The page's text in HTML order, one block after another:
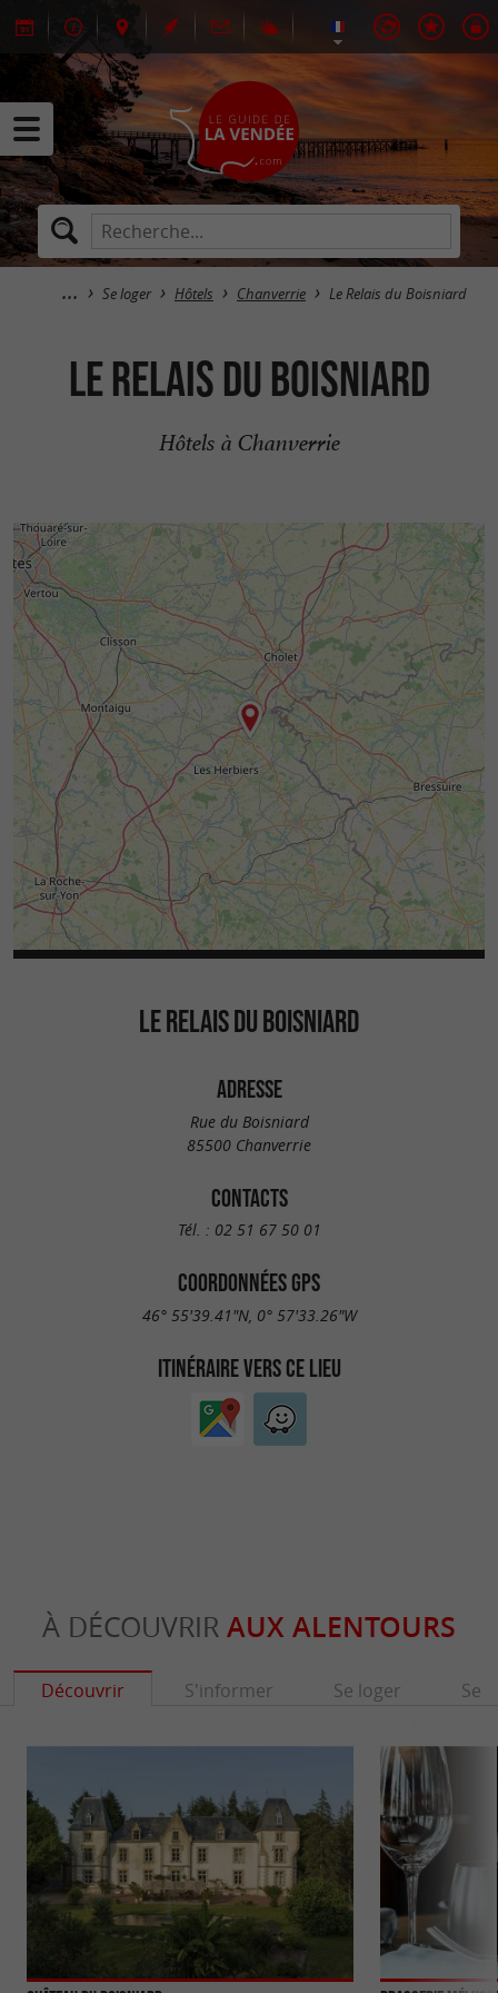
Se loger Hôtels Chanverrie Le Relais du Boisniard
Le Relais du Boisniard
Hôtels à Chanverrie
LE RELAIS DU BOISNIARD
ADRESSE
Rue du Boisniard
85500 Chanverrie
CONTACTS
Tél. : 02 51 67 50 01
COORDONNÉES GPS
46° 55'39.41"N, 0° 57'33.26"W
ITINÉRAIRE VERS CE LIEU
À DÉCOUVRIR AUX ALENTOURS
Découvrir S'informer Se loger Se